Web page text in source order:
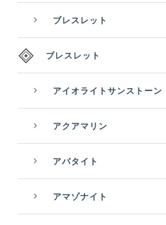
ブレスレット
ブレスレット
アイオライトサンストーン
アクアマリン
アパタイト
アマゾナイト